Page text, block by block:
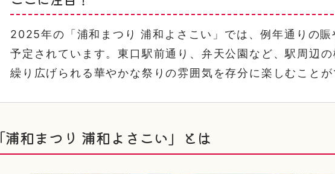
2025年の「浦和まつり 浦和よさこい」では、例年通りの賑
予定されています。東口駅前通り、弁天公園など、駅周辺
繰り広げられる華やかな祭りの雰囲気を存分に楽しむことが
「浦和まつり 浦和よさこい」とは